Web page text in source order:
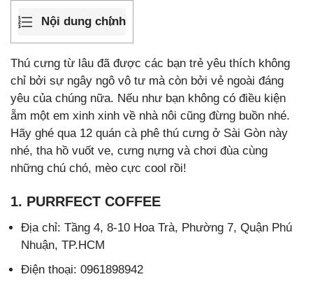
Nội dung chính
Thú cưng từ lâu đã được các bạn trẻ yêu thích không
chỉ bởi sự ngây ngô vô tư mà còn bởi vẻ ngoài đáng
yêu của chúng nữa. Nếu như bạn không có điều kiện
ẵm một em xinh xinh về nhà nôi cũng đừng buồn nhé.
Hãy ghé qua 12 quán cà phê thú cưng ở Sài Gòn này
nhé, tha hồ vuốt ve, cưng nựng và chơi đùa cùng
những chú chó, mèo cực cool rồi!
1. PURRFECT COFFEE
Địa chỉ: Tầng 4, 8-10 Hoa Trà, Phường 7, Quận Phú
Nhuận, TP.HCM
Điện thoại: 0961898942